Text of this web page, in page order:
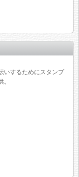
いするためにスタンプ